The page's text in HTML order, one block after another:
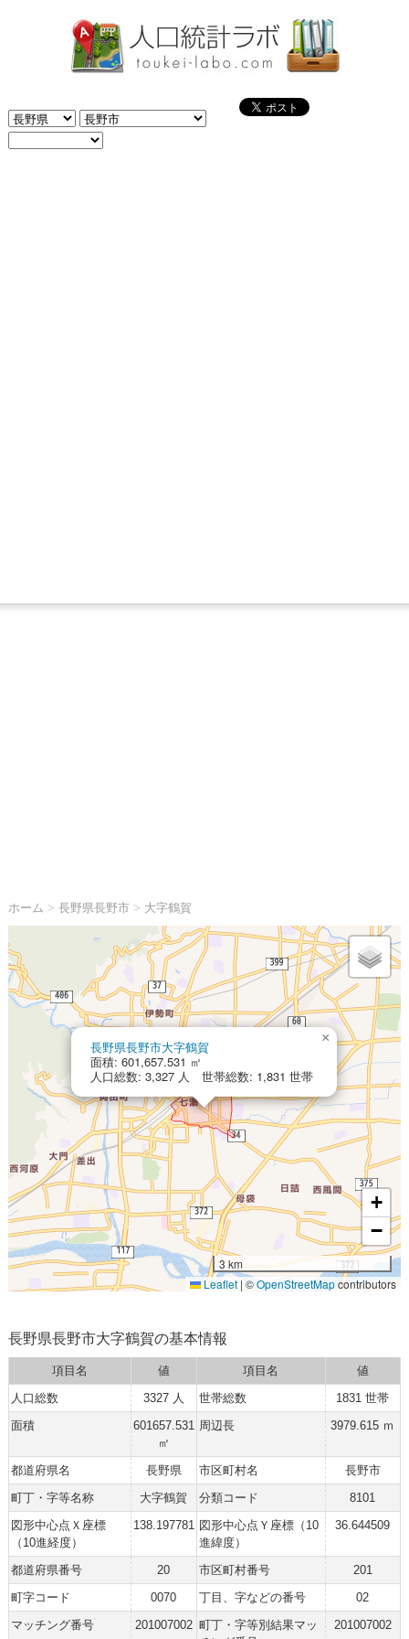
ホーム > 長野県長野市> 大字鶴賀
長野県長野市大字鶴賀
面積: 601,657.531 ㎡
人口総数: 3,327 人 世帯総数: 1,831 世帯
×
+
−
3 km
Leaflet | ©OpenStreetMapcontributors
長野県長野市大字鶴賀の基本情報
項目名 値 項目名
値
人口総数
3327 人 世帯総数
1831 世帯
面積
601657.531
㎡
周辺長 3979.615 ｍ
都道府県名 長野県 市区町村名
長野市
町丁・字等名称
大字鶴賀 分類コード
8101
図形中心点Ｘ座標
（10進経度）
138.197781 図形中心点Ｙ座標（10
進緯度）
36.644509
都道府県番号 20 市区町村番号
201
町字コード
0070 丁目、字などの番号
02
マッチング番号
201007002 町丁・字等別結果マッ
201007002